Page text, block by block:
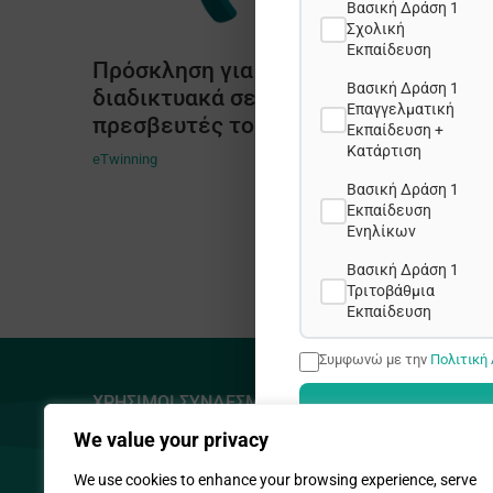
We value your privacy
We use cookies to enhance your browsing experience, serve
Πρόσκληση για συμμετοχή σε
διαδικτυακά σεμινάρια από
πρεσβευτές του eTwinning
eTwinning
ΧΡΗΣΙΜΟΙ ΣΥΝΔΕΣΜΟΙ
Πολιτική Απορρήτου
Πολιτική Cookies
ΔΙΕΥΘΥΝΣΗ
1090 Λ/σια
Βασική Δράση 1
Σχολική
Εκπαίδευση
Βασική Δράση 1
Επαγγελματική
Εκπαίδευση +
Κατάρτιση
Βασική Δράση 1
Εκπαίδευση
Ενηλίκων
Βασική Δράση 1
Τριτοβάθμια
Εκπαίδευση
Συμφωνώ με την